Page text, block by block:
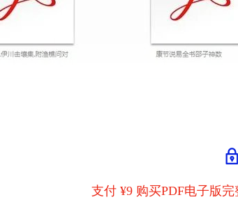
支付 ¥9 购买PDF电子版